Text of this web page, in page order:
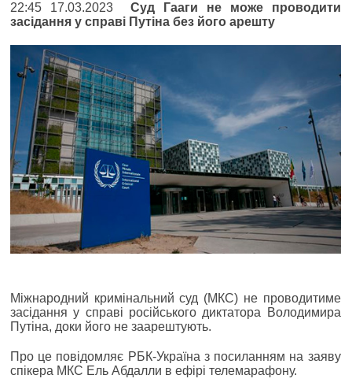
22:45 17.03.2023 Суд Гааги не може проводити
засідання у справі Путіна без його арешту
Міжнародний кримінальний суд (МКС) не проводитиме
засідання у справі російського диктатора Володимира
Путіна, доки його не заарештують.
Про це повідомляє РБК-Україна з посиланням на заяву
спікера МКС Ель Абдалли в ефірі телемарафону.